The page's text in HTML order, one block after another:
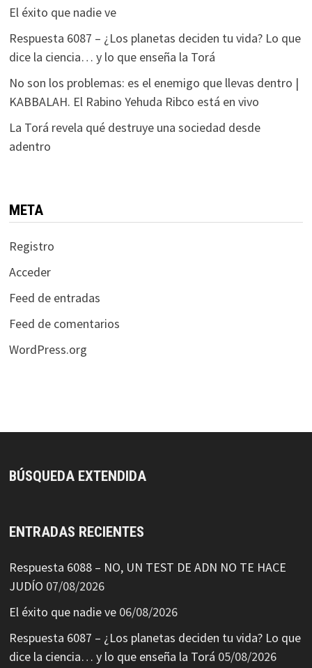
El éxito que nadie ve
Respuesta 6087 – ¿Los planetas deciden tu vida? Lo que
dice la ciencia… y lo que enseña la Torá
No son los problemas: es el enemigo que llevas dentro |
KABBALAH. El Rabino Yehuda Ribco está en vivo
La Torá revela qué destruye una sociedad desde
adentro
META
Registro
Acceder
Feed de entradas
Feed de comentarios
WordPress.org
BÚSQUEDA EXTENDIDA
ENTRADAS RECIENTES
Respuesta 6088 – NO, UN TEST DE ADN NO TE HACE
JUDÍO 07/08/2026
El éxito que nadie ve 06/08/2026
Respuesta 6087 – ¿Los planetas deciden tu vida? Lo que
dice la ciencia… y lo que enseña la Torá 05/08/2026